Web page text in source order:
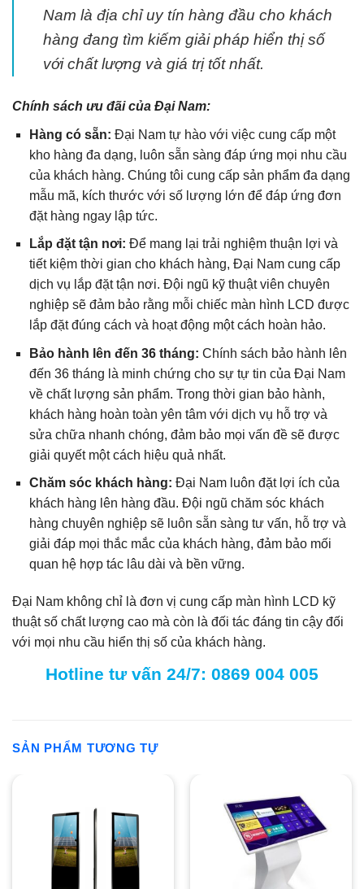
Nam là địa chỉ uy tín hàng đầu cho khách
hàng đang tìm kiếm giải pháp hiển thị số
với chất lượng và giá trị tốt nhất.
Chính sách ưu đãi của Đại Nam:
Hàng có sẵn: Đại Nam tự hào với việc cung cấp một
kho hàng đa dạng, luôn sẵn sàng đáp ứng mọi nhu cầu
của khách hàng. Chúng tôi cung cấp sản phẩm đa dạng
mẫu mã, kích thước với số lượng lớn để đáp ứng đơn
đặt hàng ngay lập tức.
Lắp đặt tận nơi: Để mang lại trải nghiệm thuận lợi và
tiết kiệm thời gian cho khách hàng, Đại Nam cung cấp
dịch vụ lắp đặt tận nơi. Đội ngũ kỹ thuật viên chuyên
nghiệp sẽ đảm bảo rằng mỗi chiếc màn hình LCD được
lắp đặt đúng cách và hoạt động một cách hoàn hảo.
Bảo hành lên đến 36 tháng: Chính sách bảo hành lên
đến 36 tháng là minh chứng cho sự tự tin của Đại Nam
về chất lượng sản phẩm. Trong thời gian bảo hành,
khách hàng hoàn toàn yên tâm với dịch vụ hỗ trợ và
sửa chữa nhanh chóng, đảm bảo mọi vấn đề sẽ được
giải quyết một cách hiệu quả nhất.
Chăm sóc khách hàng: Đại Nam luôn đặt lợi ích của
khách hàng lên hàng đầu. Đội ngũ chăm sóc khách
hàng chuyên nghiệp sẽ luôn sẵn sàng tư vấn, hỗ trợ và
giải đáp mọi thắc mắc của khách hàng, đảm bảo mối
quan hệ hợp tác lâu dài và bền vững.
Đại Nam không chỉ là đơn vị cung cấp màn hình LCD kỹ
thuật số chất lượng cao mà còn là đối tác đáng tin cậy đối
với mọi nhu cầu hiển thị số của khách hàng.
Hotline tư vấn 24/7: 0869 004 005
SẢN PHẨM TƯƠNG TỰ